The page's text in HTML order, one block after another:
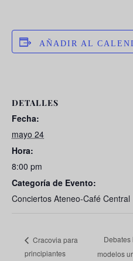
AÑADIR AL
DETALLES
Fecha:
mayo 24
Hora:
8:00 pm
Categoría de Evento:
Conciertos Ateneo-Café Central
Cracovia para
principiantes
Debates
modelos